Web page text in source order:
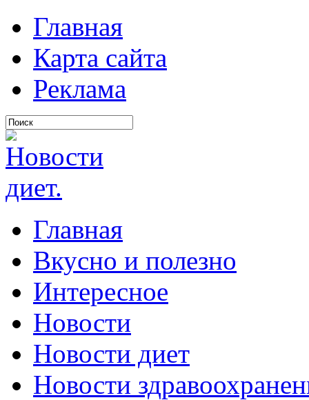
Главная
Карта сайта
Реклама
Главная
Вкусно и полезно
Интересное
Новости
Новости диет
Новости